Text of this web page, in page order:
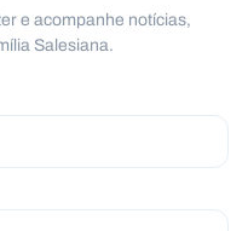
e acompanhe notícias,
Salesiana.